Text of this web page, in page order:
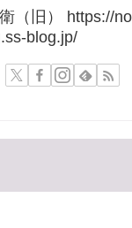
（旧） https://
blog.jp/